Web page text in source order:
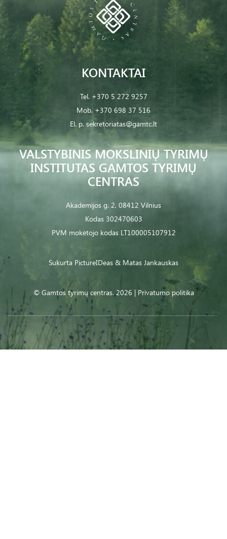
VALSTYBINIS MOKSLINIŲ TYRIMŲ
INSTITUTAS GAMTOS TYRIMŲ
CENTRAS
Akademijos g. 2, 08412 Vilnius
Kodas 302470603
PVM mokėtojo kodas LT100005107912
KONTAKTAI
Tel. +370 5 272 9257
Mob. +370 698 37 516
El. p. sekretoriatas@gamtc.lt
© Gamtos tyrimų centras. 2026 | Privatumo politika
Sukurta PictureIDeas & Matas Jankauskas